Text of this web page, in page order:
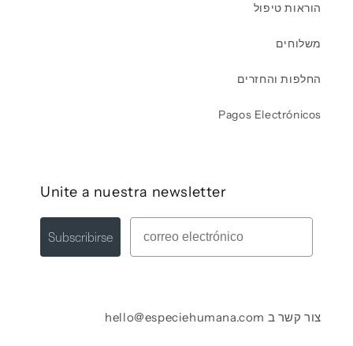
הוראות טיפול
משלוחים
החלפות והחזרים
Pagos Electrónicos
Unite a nuestra newsletter
Subscribirse
צור קשר ב hello@especiehumana.com